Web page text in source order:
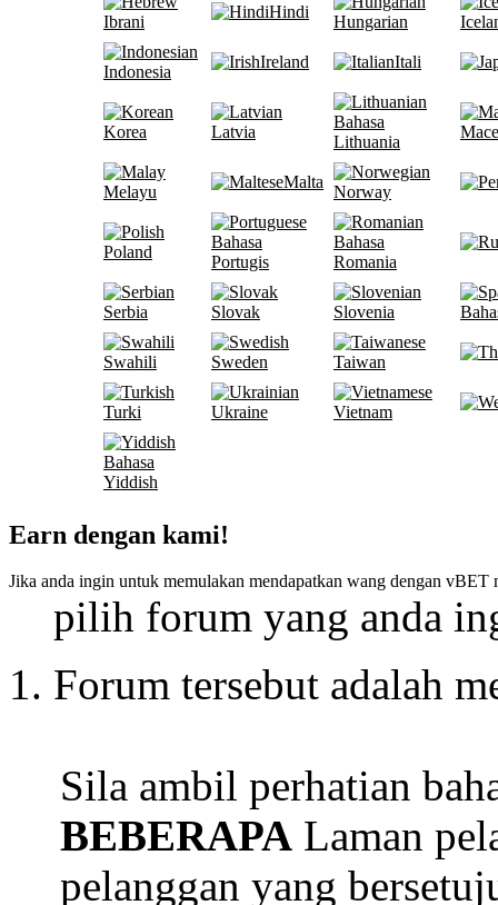
Ibrani
Hindi
Hungarian
Indonesia
Ireland Itali
Korea Latvia
Bahasa
Lithuania
Melayu
Malta
Norway
Poland
Bahasa
Portugis
Bahasa
Romania
Serbia Slovak Slovenia
Swahili Sweden Taiwan
Turki Ukraine Vietnam
Bahasa
Yiddish
Earn dengan kami!
Jika anda ingin untuk memulakan mendapatkan wang dengan
pilih forum yang anda
Forum tersebut adalah
Sila ambil perhatian
BEBERAPA Laman
pelanggan yang